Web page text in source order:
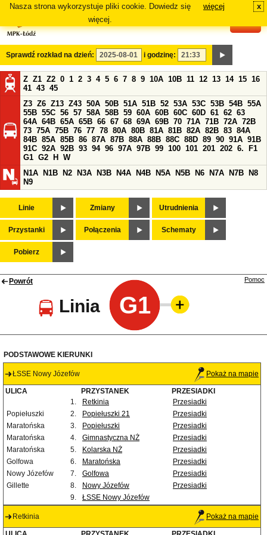
Nasza strona wykorzystuje pliki cookie. Dowiedz się
więcej.
więcej x
Sprawdź rozkład na dzień: i godzinę:
Z Z1 Z2 0 1 2 3 4 5 6 7 8 9 10A 10B 11 12 13 14 15 16
41 43 45
Z3 Z6 Z13 Z43 50A 50B 51A 51B 52 53A 53C 53B 54B 55A
55B 55C 56 57 58A 58B 59 60A 60B 60C 60D 61 62 63
64A 64B 65A 65B 66 67 68 69A 69B 70 71A 71B 72A 72B
73 75A 75B 76 77 78 80A 80B 81A 81B 82A 82B 83 84A
84B 85A 85B 86 87A 87B 88A 88B 88C 88D 89 90 91A 91B
91C 92A 92B 93 94 96 97A 97B 99 100 101 201 202 6.
F1
G1 G2 H
W
N1A
N1B N2 N3A N3B N4A N4B N5A N5B N6 N7A N7B
N8
N9
Linie Zmiany Utrudnienia
Przystanki Połączenia Schematy
Pobierz
Powrót
Linia G1
Pomoc
PODSTAWOWE KIERUNKI
ŁSSE Nowy Józefów Pokaż na mapie
ULICA PRZYSTANEK
PRZESIADKI
1.
Retkinia
Przesiadki
Popiełuszki
2. Popiełuszki 21
Przesiadki
Maratońska
3. Popiełuszki
Przesiadki
Maratońska
4. Gimnastyczna NŻ
Przesiadki
Maratońska
5. Kolarska NŻ
Przesiadki
Golfowa
6. Maratońska
Przesiadki
Nowy Józefów
7. Golfowa
Przesiadki
Gillette
8. Nowy Józefów
Przesiadki
9.
ŁSSE Nowy Józefów
Retkinia Pokaż na mapie